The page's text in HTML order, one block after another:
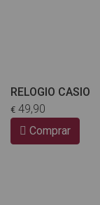
RELOGIO CASIO
€ 49,90
Comprar